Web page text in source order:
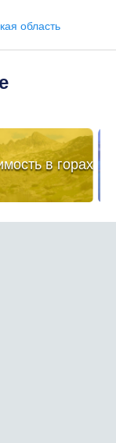
область
в горах